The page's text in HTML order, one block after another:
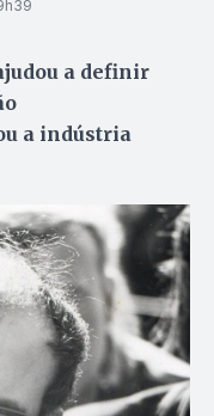
a definir
a indústria